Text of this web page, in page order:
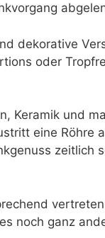
dekorative
oder
Keramik und
eine Röhre
zeitlich
noch ganz